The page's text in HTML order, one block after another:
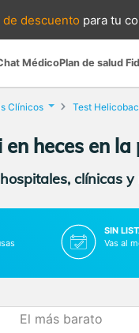
de descuento para tu
MédicoPlan de salud
Clínicos Test
heces en
clínicas
SIN
Vas al
El más barato